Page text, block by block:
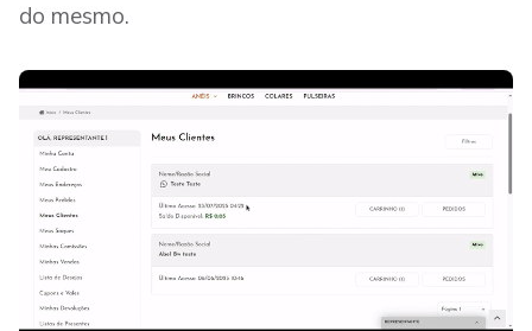
do mesmo.